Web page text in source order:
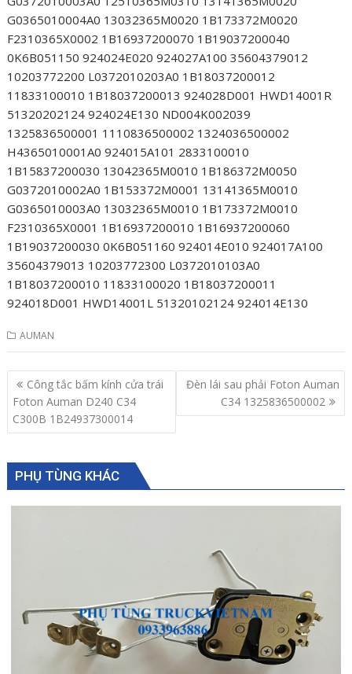
G0365010004A0 13032365M0020 1B173372M0020
F2310365X0002 1B16937200070 1B19037200040
0K6B051150 924024E020 924027A100 35604379012
10203772200 L0372010203A0 1B18037200012
11833100010 1B18037200013 924028D001 HWD14001R
51320202124 924024E130 ND004K002039
1325836500001 1110836500002 1324036500002
H4365010001A0 924015A101 2833100010
1B15837200030 13042365M0010 1B186372M0050
G0372010002A0 1B153372M0001 13141365M0010
G0365010003A0 13032365M0010 1B173372M0010
F2310365X0001 1B16937200010 1B16937200060
1B19037200030 0K6B051160 924014E010 924017A100
35604379013 10203772300 L0372010103A0
1B18037200010 11833100020 1B18037200011
924018D001 HWD14001L 51320102124 924014E130
AUMAN
Post
navigation
Công tắc bấm kính cửa trái
Foton Auman D240 C34
C300B 1B24937300014
Đèn lái sau phải Foton Auman
C34 1325836500002
PHỤ TÙNG KHÁC